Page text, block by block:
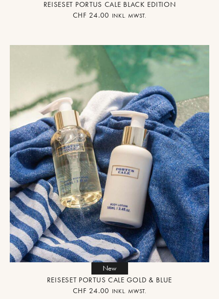
REISESET PORTUS CALE BLACK EDITION
CHF 24.00 INKL. MWST.
New
REISESET PORTUS CALE GOLD & BLUE
CHF 24.00 INKL. MWST.